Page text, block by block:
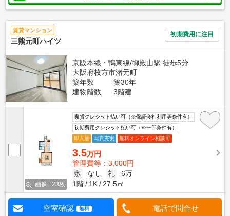
賃貸マンション
三熊元町ハイツ
初期費用に注目
京阪本線・鴨東線/御殿山駅 徒歩5分
大阪府枚方市渚元町
築年数
築30年
建物階数
3階建
画像 : 23枚
家賃クレジット払い可（※保証会社利用等条件有）
初期費用クレジット払い可（※一部条件有）
即入居
写真充実 無料オンライン相談可
3.5万円
管理費等：3,000円
敷
なし 礼
6万
1階
1K 27.5㎡
空室確認 無料 電話で問合せ